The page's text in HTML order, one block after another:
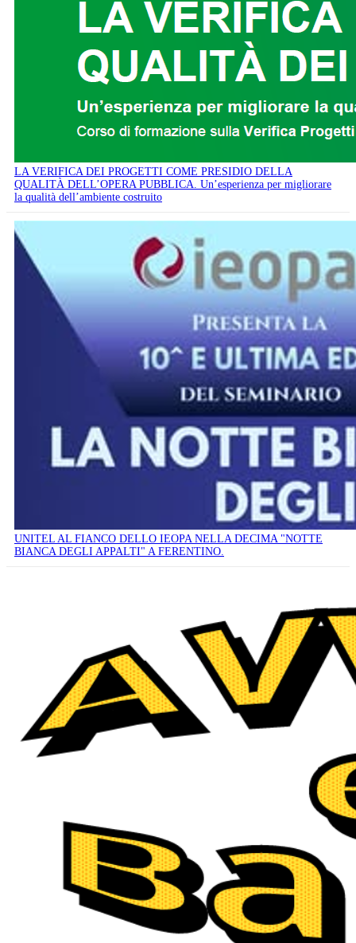
LA VERIFICA DEI PROGETTI COME PRESIDIO DELLA
QUALITÀ DELL’OPERA PUBBLICA. Un’esperienza per migliorare
la qualità dell’ambiente costruito
UNITEL AL FIANCO DELLO IEOPA NELLA DECIMA "NOTTE
BIANCA DEGLI APPALTI" A FERENTINO.